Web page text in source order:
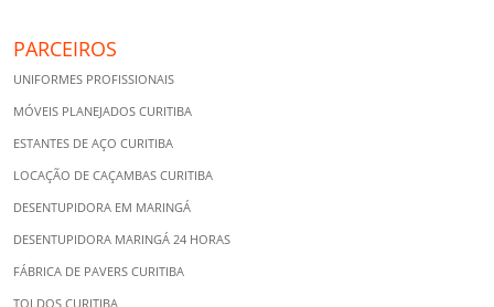
PARCEIROS
UNIFORMES PROFISSIONAIS
MÓVEIS PLANEJADOS CURITIBA
ESTANTES DE AÇO CURITIBA
LOCAÇÃO DE CAÇAMBAS CURITIBA
DESENTUPIDORA EM MARINGÁ
DESENTUPIDORA MARINGÁ 24 HORAS
FÁBRICA DE PAVERS CURITIBA
TOLDOS CURITIBA